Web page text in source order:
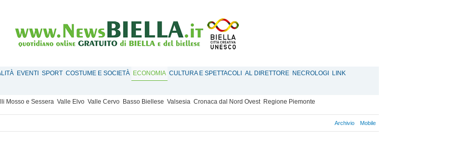
EVENTI SPORT COSTUME E SOCIETÀ ECONOMIA CULTURA E SPETTACOLI AL DIRETTORE NECROLOGI
LINK
Mosso e Sessera Valle Elvo Valle Cervo Basso Biellese Valsesia Cronaca dal Nord Ovest Regione Piemonte
Archivio Mobile